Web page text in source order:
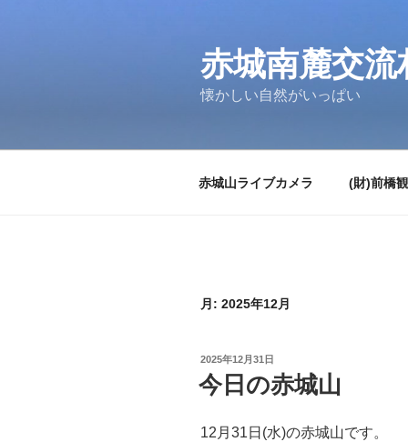
赤城南麓交流
懐かしい自然がいっぱい
赤城山ライブカメラ (財)前橋
月: 2025年12月
投
稿
日:
2025年12月31日
今日の赤城山
12月31日(水)の赤城山です。